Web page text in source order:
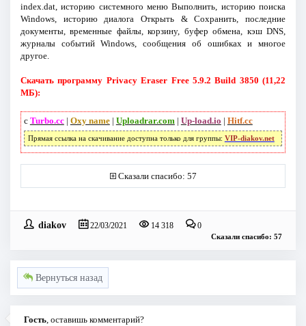
index.dat, историю системного меню Выполнить, историю поиска
Windows, историю диалога Открыть & Сохранить, последние
документы, временные файлы, корзину, буфер обмена, кэш DNS,
журналы событий Windows, сообщения об ошибках и многое
другое.
Скачать программу Privacy Eraser Free 5.9.2 Build 3850 (11,22
МБ):
с Turbo.cc| Oxy name| Uploadrar.com | Up-load.io | Hitf.cc
Прямая ссылка на скачивание доступна только для группы: VIP-diakov.net
Сказали спасибо: 57
diakov 22/03/2021 14 318 0
Сказали спасибо: 57
Вернуться назад
Гость , оставишь комментарий?